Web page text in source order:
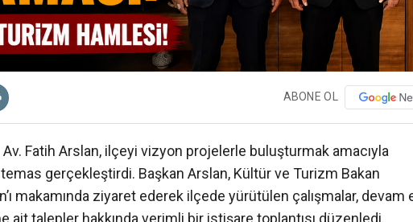
ABONE OL
Av. Fatih Arslan, ilçeyi vizyon projelerle buluşturmak amacıyla
gerçekleştirdi. Başkan Arslan, Kültür ve Turizm Bakan
makamında ziyaret ederek ilçede yürütülen çalışmalar, devam
ait talepler hakkında verimli bir istişare toplantısı düzenledi.